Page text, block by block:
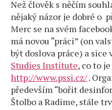
Než člověk s něčím
nějaký názor je dobré o
Merc se na svém
má novou “práci” (on
být doslova práce) a sice
Studies Institute, co to
http://www.pssi.cz/.
především “bořit
Štolbo a Radime, stále